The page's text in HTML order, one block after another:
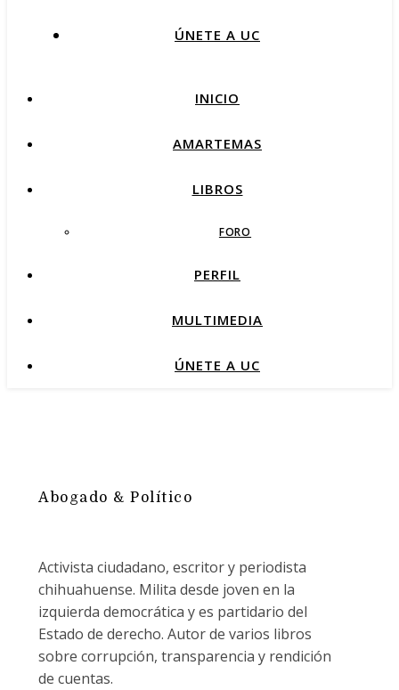
ÚNETE A UC
INICIO
AMARTEMAS
LIBROS
FORO
PERFIL
MULTIMEDIA
ÚNETE A UC
Abogado & Político
Activista ciudadano, escritor y periodista
chihuahuense. Milita desde joven en la
izquierda democrática y es partidario del
Estado de derecho. Autor de varios libros
sobre corrupción, transparencia y rendición
de cuentas.